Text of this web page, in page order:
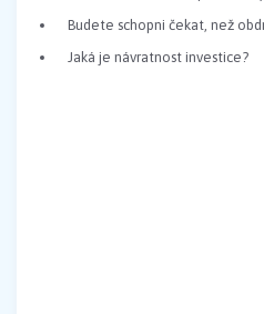
Budete schopni čekat, než
Jaká je návratnost investice?